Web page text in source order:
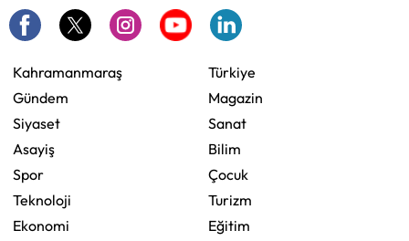
Kahramanmaraş
Gündem
Siyaset
Asayiş
Spor
Teknoloji
Ekonomi
Türkiye
Magazin
Sanat
Bilim
Çocuk
Turizm
Eğitim